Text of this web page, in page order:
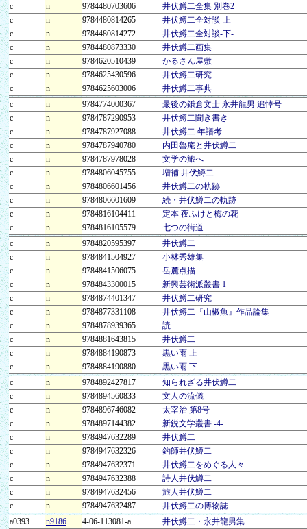
c
n 9784480703606
井伏鱒二全集 別巻2
c
n 9784480814265
井伏鱒二全対談-上-
c
n 9784480814272
井伏鱒二全対談-下-
c
n 9784480873330
井伏鱒二画集
c
n 9784620510439
かるさん屋敷
c
n 9784625430596
井伏鱒二研究
c
n 9784625603006
井伏鱒二事典
c
n 9784774000367
最後の鎌倉文士 永井龍男 追悼号
c
n 9784787290953
井伏鱒二聞き書き
c
n 9784787927088
井伏鱒二 年譜考
c
n 9784787940780
内田魯庵と井伏鱒二
c
n 9784787978028
文学の旅へ
c
n 9784806045755
増補 井伏鱒二
c
n 9784806601456
井伏鱒二の軌跡
c
n 9784806601609
続・井伏鱒二の軌跡
c
n 9784816104411
定本 夜ふけと梅の花
c
n 9784816105579
七つの街道
c
n 9784820595397
井伏鱒二
c
n 9784841504927
小林秀雄集
c
n 9784841506075
岳麓点描
c
n 9784843300015
新興芸術派叢書 1
c
n 9784874401347
井伏鱒二研究
c
n 9784877331108
井伏鱒二『山椒魚』作品論集
c
n 9784878939365
読
c
n 9784881643815
井伏鱒二
c
n 9784884190873
黒い雨 上
c
n 9784884190880
黒い雨 下
c
n 9784892427817
知られざる井伏鱒二
c
n 9784894560833
文人の流儀
c
n 9784896746082
太宰治 第8号
c
n 9784897144382
新鋭文学叢書 -4-
c
n 9784947632289
井伏鱒二
c
n 9784947632326
釣師井伏鱒二
c
n 9784947632371
井伏鱒二をめぐる人々
c
n 9784947632388
詩人井伏鱒二
c
n 9784947632456
旅人井伏鱒二
c
n 9784947632487
井伏鱒二の博物誌
a0393
n9186 4-06-113081-a
井伏鱒二・永井龍男集